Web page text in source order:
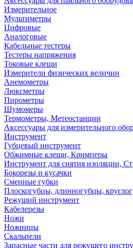
Измерительное
Мультиметры
Цифровые
Аналоговые
Кабельные тестеры
Тестеры напряжения
Токовые клещи
Измерители физических величин
Анемометры
Люксметры
Пирометры
Шумомеры
Термометры, Метеостанции
Аксессуары для измерительного
Инструмент
Губцевый инструмент
Обжимные клещи, Кримперы
Инструмент для снятия изоляции,
Бокорезы и кусачки
Сменные губки
Плоскогубцы, длинногубцы,
Режущий инструмент
Кабелерезы
Ножи
Ножницы
Скальпели
Запасные части для режущего